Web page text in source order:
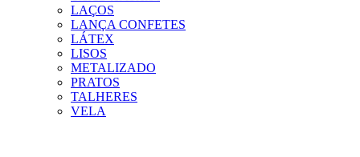
LAÇOS
LANÇA CONFETES
LÁTEX
LISOS
METALIZADO
PRATOS
TALHERES
VELA